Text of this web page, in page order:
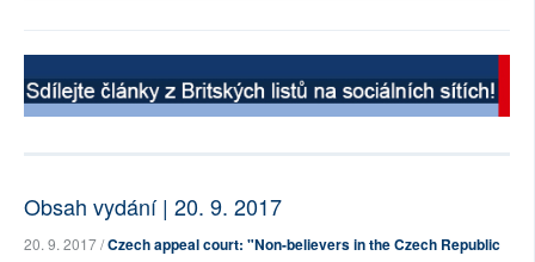
Obsah vydání | 20. 9. 2017
20. 9. 2017 /Czech appeal court: "Non-believers in the Czech Republic